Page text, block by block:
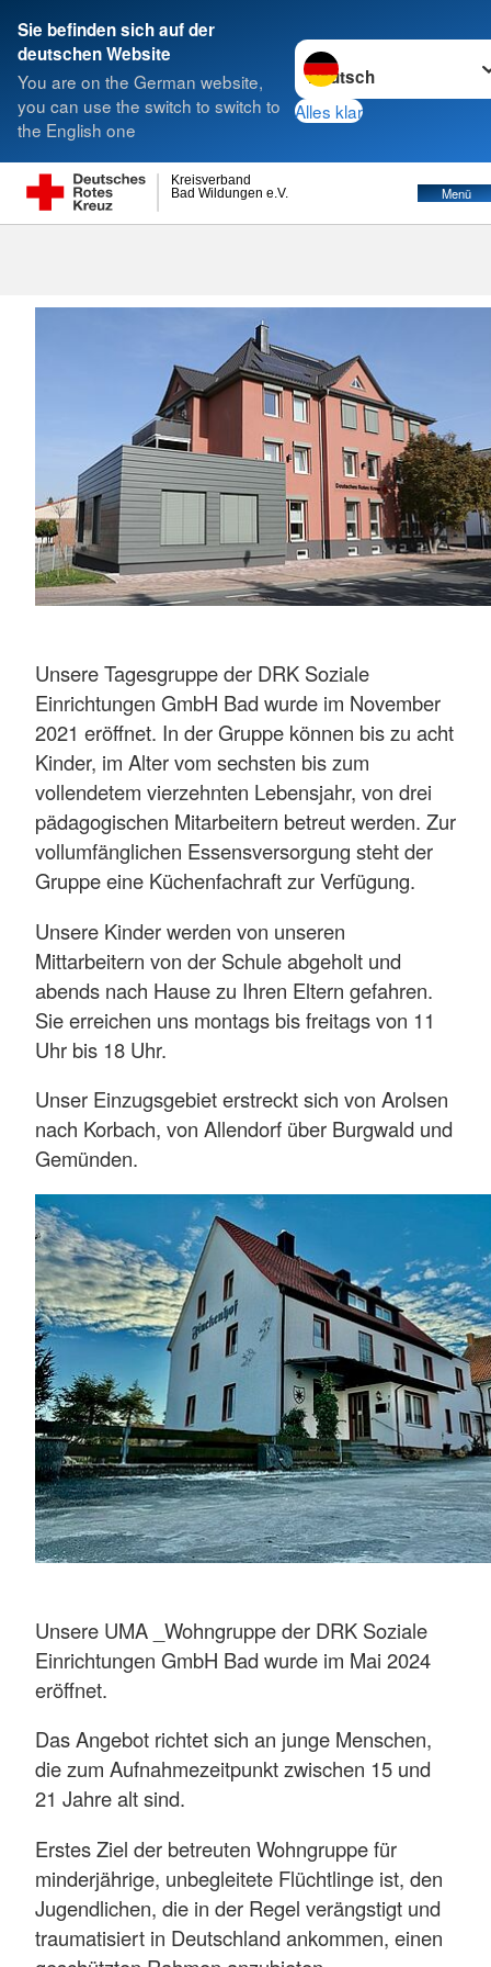
Sie befinden sich auf der
deutschen Website
You are on the German website,
you can use the switch to switch to
the English one
Sprache wechseln zu
Alles klar
Bad Wildungen e.V.
Kreisverband
Menü
Suche
Jugendarbeit
Unsere Tagesgruppe der DRK Soziale
Einrichtungen GmbH Bad wurde im November
2021 eröffnet. In der Gruppe können bis zu acht
Kinder, im Alter vom sechsten bis zum
vollendetem vierzehnten Lebensjahr, von drei
pädagogischen Mitarbeitern betreut werden. Zur
vollumfänglichen Essensversorgung steht der
Gruppe eine Küchenfachraft zur Verfügung.
Unsere Kinder werden von unseren
Mittarbeitern von der Schule abgeholt und
abends nach Hause zu Ihren Eltern gefahren.
Sie erreichen uns montags bis freitags von 11
Uhr bis 18 Uhr.
Unser Einzugsgebiet erstreckt sich von Arolsen
nach Korbach, von Allendorf über Burgwald und
Gemünden.
Unsere UMA _Wohngruppe der DRK Soziale
Einrichtungen GmbH Bad wurde im Mai 2024
eröffnet.
Das Angebot richtet sich an junge Menschen,
die zum Aufnahmezeitpunkt zwischen 15 und
21 Jahre alt sind.
Erstes Ziel der betreuten Wohngruppe für
minderjährige, unbegleitete Flüchtlinge ist, den
Jugendlichen, die in der Regel verängstigt und
traumatisiert in Deutschland ankommen, einen